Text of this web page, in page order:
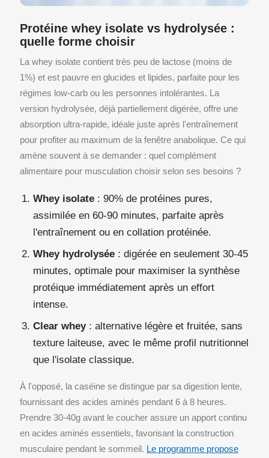
Protéine whey isolate vs hydrolysée :
quelle forme choisir
La whey isolate contient très peu de lactose (moins de
1%) et est pauvre en glucides et lipides, parfaite pour les
régimes low-carb ou les personnes intolérantes. La
version hydrolysée, déjà partiellement digérée, offre une
absorption ultra-rapide, idéale juste après l'entraînement
pour profiter au maximum de la fenêtre anabolique. Ce qui
amène souvent à se demander : quel complément
alimentaire pour musculation choisir selon ses besoins ?
Whey isolate : 90% de protéines pures,
assimilée en 60-90 minutes, parfaite après
l'entraînement ou en collation protéinée.
Whey hydrolysée : digérée en seulement 30-45
minutes, optimale pour maximiser la synthèse
protéique immédiatement après un effort
intense.
Clear whey: alternative légère et fruitée, sans
texture laiteuse, avec le même profil nutritionnel
que l'isolate classique.
À l'opposé, la caséine se distingue par sa digestion lente,
fournissant des acides aminés pendant 6 à 8 heures.
Prendre 30-40g avant le coucher assure un apport continu
en acides aminés essentiels, favorisant la construction
musculaire pendant le sommeil. Le programme propose